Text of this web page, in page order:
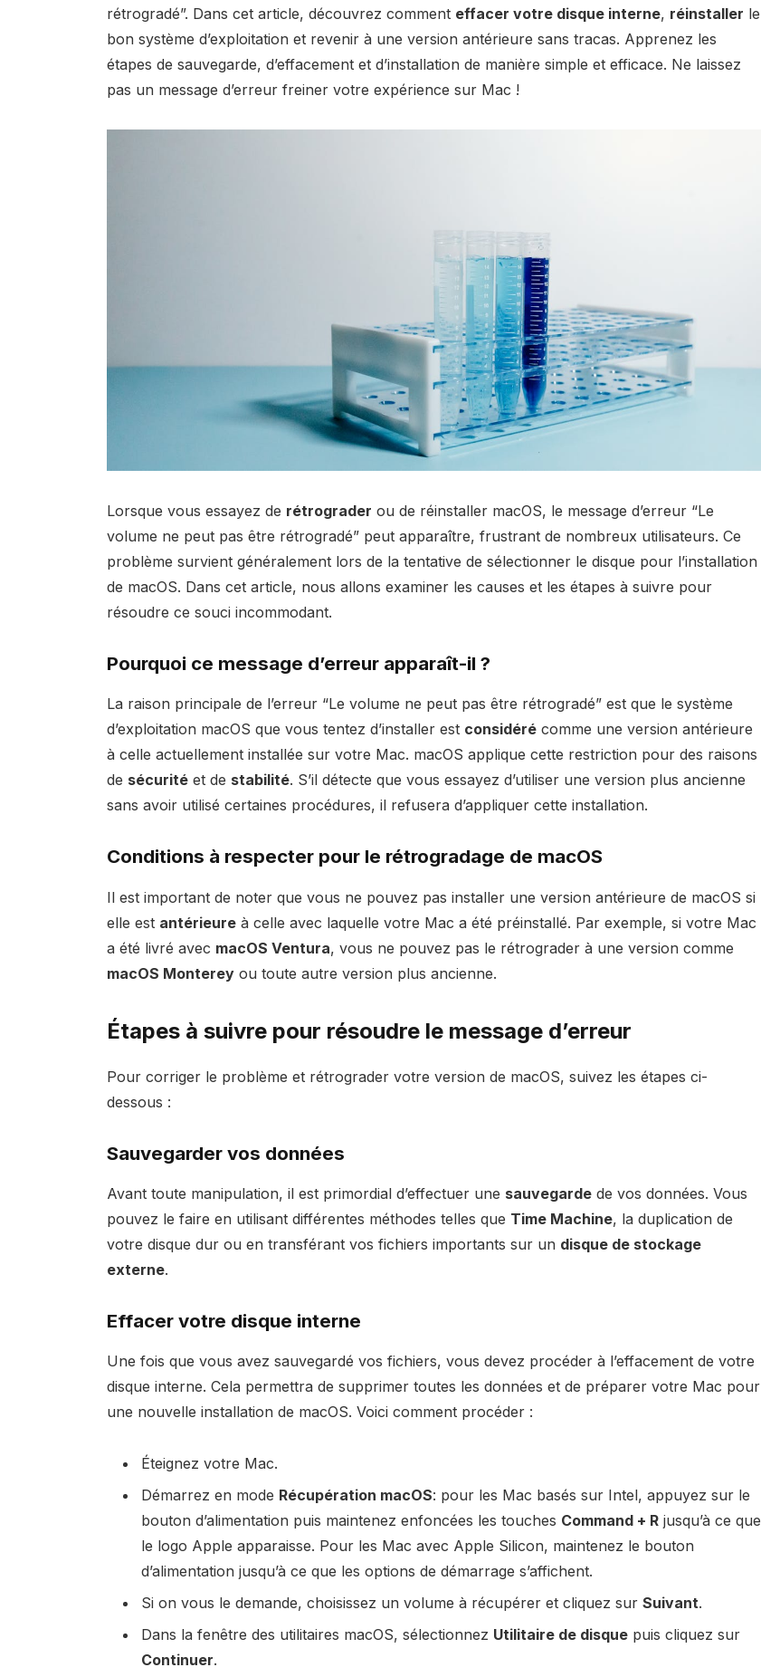
rétrogradé”. Dans cet article, découvrez comment effacer votre disque interne, réinstaller le
bon système d’exploitation et revenir à une version antérieure sans tracas. Apprenez les
étapes de sauvegarde, d’effacement et d’installation de manière simple et efficace. Ne laissez
pas un message d’erreur freiner votre expérience sur Mac !
Lorsque vous essayez de rétrograder ou de réinstaller macOS, le message d’erreur “Le
volume ne peut pas être rétrogradé” peut apparaître, frustrant de nombreux utilisateurs. Ce
problème survient généralement lors de la tentative de sélectionner le disque pour l’installation
de macOS. Dans cet article, nous allons examiner les causes et les étapes à suivre pour
résoudre ce souci incommodant.
Pourquoi ce message d’erreur apparaît-il ?
La raison principale de l’erreur “Le volume ne peut pas être rétrogradé” est que le système
d’exploitation macOS que vous tentez d’installer est considérécomme une version antérieure
à celle actuellement installée sur votre Mac. macOS applique cette restriction pour des raisons
de sécuritéet de stabilité. S’il détecte que vous essayez d’utiliser une version plus ancienne
sans avoir utilisé certaines procédures, il refusera d’appliquer cette installation.
Conditions à respecter pour le rétrogradage de macOS
Il est important de noter que vous ne pouvez pas installer une version antérieure de macOS si
elle est antérieureà celle avec laquelle votre Mac a été préinstallé. Par exemple, si votre Mac
a été livré avec macOS Ventura, vous ne pouvez pas le rétrograder à une version comme
macOS Montereyou toute autre version plus ancienne.
Étapes à suivre pour résoudre le message d’erreur
Pour corriger le problème et rétrograder votre version de macOS, suivez les étapes ci-
dessous :
Sauvegarder vos données
Avant toute manipulation, il est primordial d’effectuer une sauvegardede vos données. Vous
pouvez le faire en utilisant différentes méthodes telles que Time Machine, la duplication de
votre disque dur ou en transférant vos fichiers importants sur un disque de stockage
externe.
Effacer votre disque interne
Une fois que vous avez sauvegardé vos fichiers, vous devez procéder à l’effacement de votre
disque interne. Cela permettra de supprimer toutes les données et de préparer votre Mac pour
une nouvelle installation de macOS. Voici comment procéder :
Éteignez votre Mac.
Démarrez en mode Récupération macOS: pour les Mac basés sur Intel, appuyez sur le
bouton d’alimentation puis maintenez enfoncées les touches Command + Rjusqu’à ce que
le logo Apple apparaisse. Pour les Mac avec Apple Silicon, maintenez le bouton
d’alimentation jusqu’à ce que les options de démarrage s’affichent.
Si on vous le demande, choisissez un volume à récupérer et cliquez sur Suivant.
Dans la fenêtre des utilitaires macOS, sélectionnez Utilitaire de disquepuis cliquez sur
Continuer.